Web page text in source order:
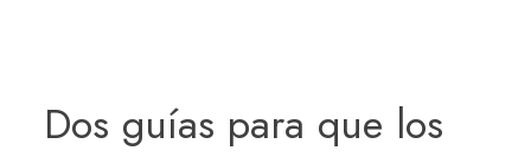
Dos guías para que los